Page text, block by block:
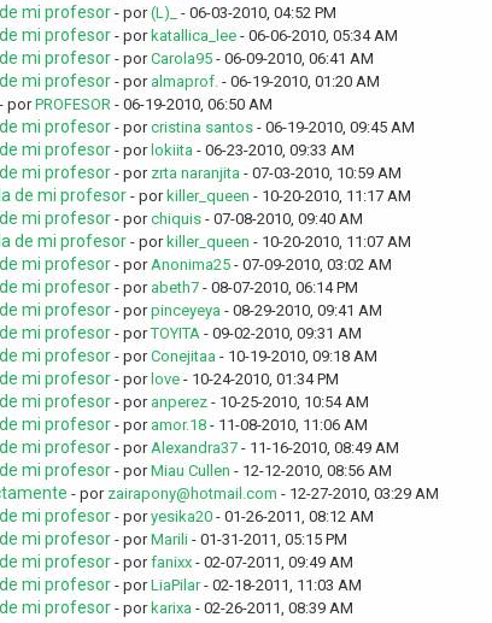
mi profesor - por(L)_ - 06-03-2010, 04:52 PM
mi profesor - por katallica_lee- 06-06-2010, 05:34 AM
mi profesor - porCarola95- 06-09-2010, 06:41 AM
mi profesor - por almaprof.- 06-19-2010, 01:20 AM
- porPROFESOR- 06-19-2010, 06:50 AM
mi profesor - porcristina santos- 06-19-2010, 09:45 AM
mi profesor - por lokiita - 06-23-2010, 09:33 AM
mi profesor - por zrta naranjita - 07-03-2010, 10:59 AM
de mi profesor - por killer_queen - 10-20-2010, 11:17 AM
mi profesor - porchiquis- 07-08-2010, 09:40 AM
de mi profesor - por killer_queen - 10-20-2010, 11:07 AM
mi profesor - porAnonima25- 07-09-2010, 03:02 AM
mi profesor - por abeth7- 08-07-2010, 06:14 PM
mi profesor - porpinceyeya - 08-29-2010, 09:41 AM
mi profesor - porTOYITA- 09-02-2010, 09:31 AM
mi profesor - porConejitaa - 10-19-2010, 09:18 AM
mi profesor - por love- 10-24-2010, 01:34 PM
mi profesor - por anperez- 10-25-2010, 10:54 AM
mi profesor - por amor.18- 11-08-2010, 11:06 AM
mi profesor - porAlexandra37- 11-16-2010, 08:49 AM
mi profesor - porMiau Cullen - 12-12-2010, 08:56 AM
- por zairapony@hotmail.com - 12-27-2010, 03:29 AM
mi profesor - poryesika20- 01-26-2011, 08:12 AM
mi profesor - porMarili- 01-31-2011, 05:15 PM
mi profesor - porfanixx- 02-07-2011, 09:49 AM
mi profesor - porLiaPilar- 02-18-2011, 11:03 AM
mi profesor - por karixa - 02-26-2011, 08:39 AM